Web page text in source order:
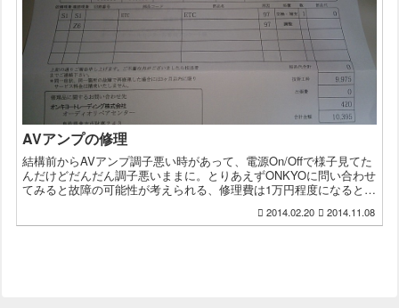
AVアンプの修理
結構前からAVアンプ調子悪い時があって、電源On/Offで様子見てた
んだけどだんだん調子悪いままに。とりあえずONKYOに問い合わせ
てみると故障の可能性が考えられる、修理費は1万円程度になると思
2014.02.20 2014.11.08